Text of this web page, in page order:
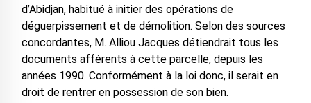
d’Abidjan, habitué à initier des opérations de
déguerpissement et de démolition. Selon des sources
concordantes, M. Alliou Jacques détiendrait tous les
documents afférents à cette parcelle, depuis les
années 1990. Conformément à la loi donc, il serait en
droit de rentrer en possession de son bien.